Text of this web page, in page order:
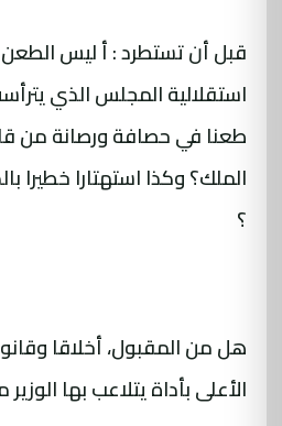
قبل أن تستطرد : أ ليس الطعن
استقلالية المجلس الذي
طعنا في حصافة ورصانة من
الملك؟ وكذا استهتارا خطيرا
؟
هل من المقبول، أخلاقا
الأعلى بأداة يتلاعب بها